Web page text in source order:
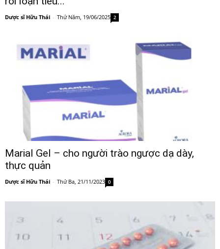
Dược sĩ Hữu Thái - Thứ Năm, 19/06/2025 2
Marial Gel – cho người trào ngược dạ dày,
thực quản
Dược sĩ Hữu Thái - Thứ Ba, 21/11/2023 0